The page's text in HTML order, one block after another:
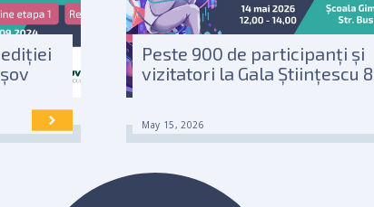
Peste 900 de participanți și
vizitatori la Gala Științescu
May 15, 2026